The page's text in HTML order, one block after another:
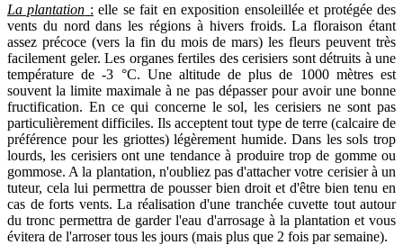
La plantation : elle se fait en exposition ensoleillée et protégée des
vents du nord dans les régions à hivers froids. La floraison étant
assez précoce (vers la fin du mois de mars) les fleurs peuvent très
facilement geler. Les organes fertiles des cerisiers sont détruits à une
température de -3 °C. Une altitude de plus de 1000 mètres est
souvent la limite maximale à ne pas dépasser pour avoir une bonne
fructification. En ce qui concerne le sol, les cerisiers ne sont pas
particulièrement difficiles. Ils acceptent tout type de terre (calcaire de
préférence pour les griottes) légèrement humide. Dans les sols trop
lourds, les cerisiers ont une tendance à produire trop de gomme ou
gommose. A la plantation, n'oubliez pas d'attacher votre cerisier à un
tuteur, cela lui permettra de pousser bien droit et d'être bien tenu en
cas de forts vents. La réalisation d'une tranchée cuvette tout autour
du tronc permettra de garder l'eau d'arrosage à la plantation et vous
évitera de l'arroser tous les jours (mais plus que 2 fois par semaine).